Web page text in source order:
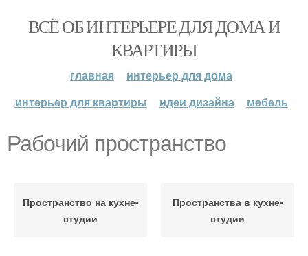
ВСЁ ОБ ИНТЕРЬЕРЕ ДЛЯ ДОМА И
КВАРТИРЫ
главная
интерьер для дома
интерьер для квартиры
идеи дизайна мебель
Рабочий пространство
Пространство на кухне-
студии
Пространства в кухне-
студии